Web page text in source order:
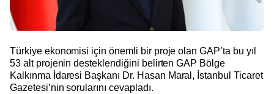
Türkiye ekonomisi için önemli bir proje olan GAP’ta bu yıl
53 alt projenin desteklendiğini belirten GAP Bölge
Kalkınma İdaresi Başkanı Dr. Hasan Maral, İstanbul Ticaret
Gazetesi’nin sorularını cevapladı.